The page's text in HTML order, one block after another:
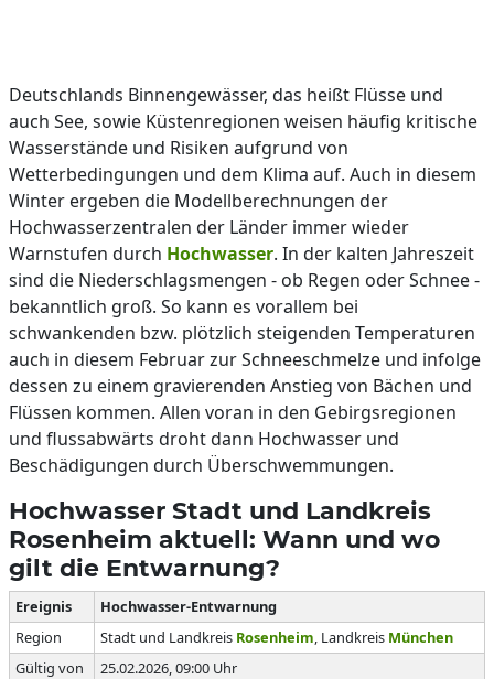
Deutschlands Binnengewässer, das heißt Flüsse und
auch See, sowie Küstenregionen weisen häufig kritische
Wasserstände und Risiken aufgrund von
Wetterbedingungen und dem Klima auf. Auch in diesem
Winter ergeben die Modellberechnungen der
Hochwasserzentralen der Länder immer wieder
Warnstufen durch Hochwasser. In der kalten Jahreszeit
sind die Niederschlagsmengen - ob Regen oder Schnee -
bekanntlich groß. So kann es vorallem bei
schwankenden bzw. plötzlich steigenden Temperaturen
auch in diesem Februar zur Schneeschmelze und infolge
dessen zu einem gravierenden Anstieg von Bächen und
Flüssen kommen. Allen voran in den Gebirgsregionen
und flussabwärts droht dann Hochwasser und
Beschädigungen durch Überschwemmungen.
Hochwasser Stadt und Landkreis
Rosenheim aktuell: Wann und wo
gilt die Entwarnung?
Ereignis
Hochwasser-Entwarnung
Region
Stadt und Landkreis Rosenheim, Landkreis München
Gültig von
25.02.2026, 09:00 Uhr